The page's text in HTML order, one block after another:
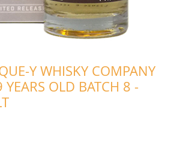
Y WHISKY COMPANY
OLD BATCH 8 -